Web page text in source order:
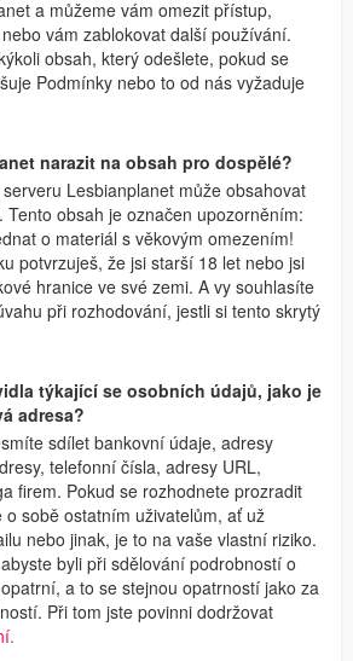
a můžeme vám omezit přístup,
vám zablokovat další používání.
obsah, který odešlete, pokud se
Podmínky nebo to od nás vyžaduje
narazit na obsah pro dospělé?
Lesbianplanet může obsahovat
Tento obsah je označen upozorněním:
o materiál s věkovým omezením!
potvrzuješ, že jsi starší 18 let nebo jsi
hranice ve své zemi. A vy souhlasíte
při rozhodování, jestli si tento skrytý
týkající se osobních údajů, jako je
adresa?
sdílet bankovní údaje, adresy
telefonní čísla, adresy URL,
firem. Pokud se rozhodnete prozradit
sobě ostatním uživatelům, ať už
nebo jinak, je to na vaše vlastní riziko.
byli při sdělování podrobností o
a to se stejnou opatrností jako za
Při tom jste povinni dodržovat
.